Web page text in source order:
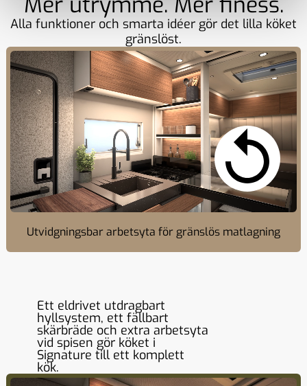
Alla funktioner och smarta idéer gör det lilla köket
gränslöst.
Utvidgningsbar arbetsyta för gränslös matlagning
Ett eldrivet utdragbart
hyllsystem, ett fällbart
skärbräde och extra arbetsyta
vid spisen gör köket i
Signature till ett komplett
kök.